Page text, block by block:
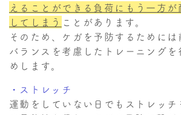
えることができる負荷にもう一方
してしまう ことがあります。
そのため、ケガを予防するために
バランスを考慮したトレーニング
めします。
・ストレッチ
運動をしていない日でもストレッチ